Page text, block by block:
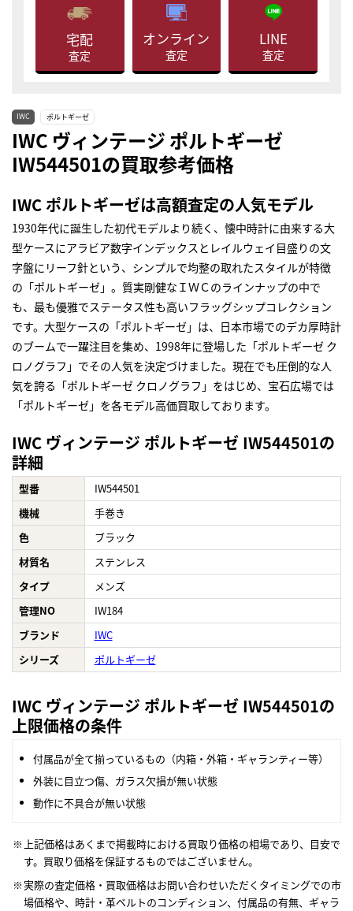
宅配
査定
オンライン
査定
LINE
査定
IWC ポルトギーゼ
IWC ヴィンテージ ポルトギーゼ
IW544501の買取参考価格
IWC ポルトギーゼは高額査定の人気モデル
1930年代に誕生した初代モデルより続く、懐中時計に由来する大
型ケースにアラビア数字インデックスとレイルウェイ目盛りの文
字盤にリーフ針という、シンプルで均整の取れたスタイルが特徴
の「ポルトギーゼ」。質実剛健なＩＷＣのラインナップの中で
も、最も優雅でステータス性も高いフラッグシップコレクション
です。大型ケースの「ポルトギーゼ」は、日本市場でのデカ厚時計
のブームで一躍注目を集め、1998年に登場した「ポルトギーゼ ク
ロノグラフ」でその人気を決定づけました。現在でも圧倒的な人
気を誇る「ポルトギーゼ クロノグラフ」をはじめ、宝石広場では
「ポルトギーゼ」を各モデル高価買取しております。
IWC ヴィンテージ ポルトギーゼ IW544501の
詳細
型番
IW544501
機械
手巻き
色
ブラック
材質名
ステンレス
タイプ
メンズ
管理NO
IW184
ブランド
IWC
シリーズ
ポルトギーゼ
IWC ヴィンテージ ポルトギーゼ IW544501の
上限価格の条件
付属品が全て揃っているもの（内箱・外箱・ギャランティー等）
外装に目立つ傷、ガラス欠損が無い状態
動作に不具合が無い状態
上記価格はあくまで掲載時における買取り価格の相場であり、目安で
す。買取り価格を保証するものではございません。
実際の査定価格・買取価格はお問い合わせいただくタイミングでの市
場価格や、時計・革ベルトのコンディション、付属品の有無、ギャラ